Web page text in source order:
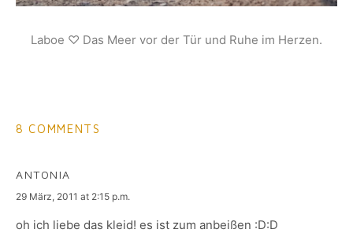
Laboe ♡ Das Meer vor der Tür und Ruhe im Herzen.
8 COMMENTS
ANTONIA
says:
29 März, 2011 at 2:15 p.m.
oh ich liebe das kleid! es ist zum anbeißen :D:D